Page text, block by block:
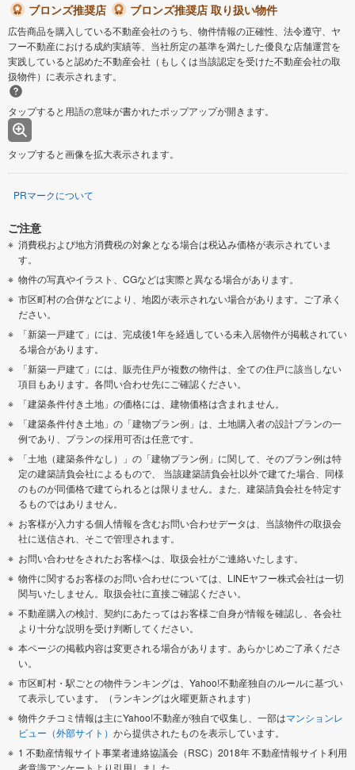
ブロンズ推奨店
ブロンズ推奨店 取り扱い物件
広告商品を購入している不動産会社のうち、物件情報の正確性、法令遵守、ヤ
フー不動産における成約実績等、当社所定の基準を満たした優良な店舗運営を
実践していると認めた不動産会社（もしくは当該認定を受けた不動産会社の取
扱物件）に表示されます。
タップすると用語の意味が書かれたポップアップが開きます。
タップすると画像を拡大表示されます。
PRマークについて
ご注意
消費税および地方消費税の対象となる場合は税込み価格が表示されていま
す。
物件の写真やイラスト、CGなどは実際と異なる場合があります。
市区町村の合併などにより、地図が表示されない場合があります。ご了承く
ださい。
「新築一戸建て」には、完成後1年を経過している未入居物件が掲載されてい
る場合があります。
「新築一戸建て」には、販売住戸が複数の物件は、全ての住戸に該当しない
項目もあります。各問い合わせ先にご確認ください。
「建築条件付き土地」の価格には、建物価格は含まれません。
「建築条件付き土地」の「建物プラン例」は、土地購入者の設計プランの一
例であり、プランの採用可否は任意です。
「土地（建築条件なし）」の「建物プラン例」に関して、そのプラン例は特
定の建築請負会社によるもので、 当該建築請負会社以外で建てた場合、同様
のものが同価格で建てられるとは限りません。また、建築請負会社を特定す
るものではありません。
お客様が入力する個人情報を含むお問い合わせデータは、当該物件の取扱会
社に送信され、そこで管理されます。
お問い合わせをされたお客様へは、取扱会社がご連絡いたします。
物件に関するお客様のお問い合わせについては、LINEヤフー株式会社は一切
関与いたしません。取扱会社に直接ご確認ください。
不動産購入の検討、契約にあたってはお客様ご自身が情報を確認し、各会社
より十分な説明を受け判断してください。
本ページの掲載内容は変更される場合があります。あらかじめご了承くださ
い。
市区町村・駅ごとの物件ランキングは、Yahoo!不動産独自のルールに基づい
て表示しています。（ランキングは火曜更新されます）
物件クチコミ情報は主にYahoo!不動産が独自で収集し、一部はマンションレ
ビュー（外部サイト） から提供されたものを表示しています。
1 不動産情報サイト事業者連絡協議会（RSC）2018年 不動産情報サイト利用
者意識アンケートより引用しました。